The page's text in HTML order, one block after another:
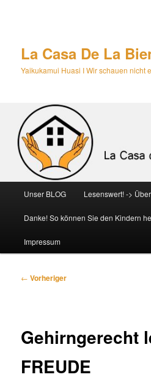
La Casa De La
Yaikukamui Huasi I Wir schauen nicht
Unser BLOG Lesenswert! ->
Danke! So können Sie den Kindern
Impressum
Beitragsnavigation
← Vorheriger
Gehirngerecht
FREUDE